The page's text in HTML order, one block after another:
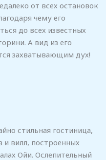
от всех остановок
чему его
до всех известных
А вид из его
захватывающим дух!
стильная гостиница,
и вилл, построенных
Ойи. Ослепительный